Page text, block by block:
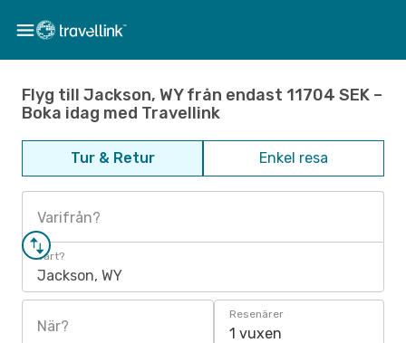
Flyg till Jackson, WY från endast 11704 SEK –
Boka idag med Travellink
Tur & Retur Enkel resa
Varifrån?
Vart?
Jackson, WY
När?
Resenärer
1 vuxen